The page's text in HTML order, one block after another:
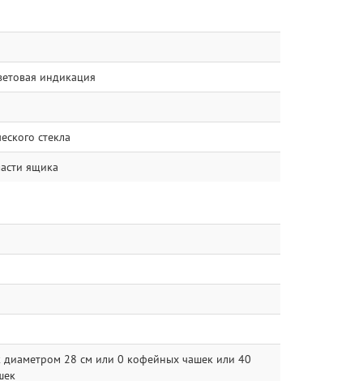
индикация
стекла
ящика
диаметром 28 см или 0 кофейных чашек или 40